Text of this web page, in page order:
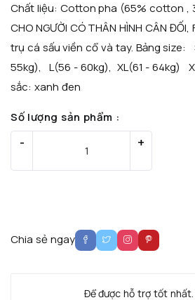
Chất liệu: Cotton pha (65% cotton ,
CHO NGƯỜI CÓ THÂN HÌNH CÂN ĐỐI,
trụ cá sấu viền cổ và tay. Bảng size:
55kg), L(56 - 60kg), XL(61 - 64kg)
sắc: xanh đen
Số lượng sản phẩm :
-
- +
+
Chia sẻ ngay
Để được hỗ trợ tốt nhất.